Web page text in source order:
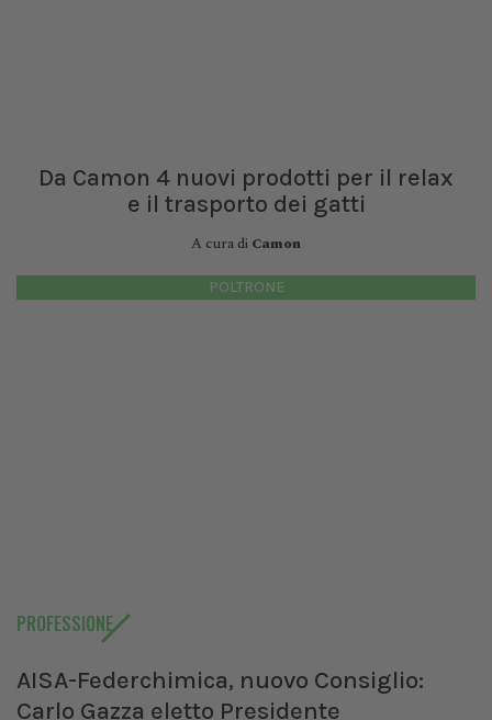
Da Camon 4 nuovi prodotti per il relax
e il trasporto dei gatti
A cura di Camon
POLTRONE
PROFESSIONE
AISA-Federchimica, nuovo Consiglio:
Carlo Gazza eletto Presidente